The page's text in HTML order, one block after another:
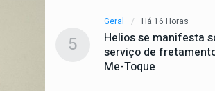
5
Geral Há 16 Horas
Helios se manifesta
serviço de
Me-Toque